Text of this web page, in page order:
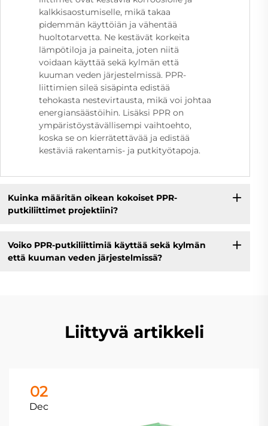
kalkkisaostumiselle, mikä takaa
pidemmän käyttöiän ja vähentää
huoltotarvetta. Ne kestävät korkeita
lämpötiloja ja paineita, joten niitä
voidaan käyttää sekä kylmän että
kuuman veden järjestelmissä. PPR-
liittimien sileä sisäpinta edistää
tehokasta nestevirtausta, mikä voi johtaa
energiansäästöihin. Lisäksi PPR on
ympäristöystävällisempi vaihtoehto,
koska se on kierrätettävää ja edistää
kestäviä rakentamis- ja putkityötapoja.
Kuinka määritän oikean kokoiset PPR-
putkiliittimet projektiini?
Voiko PPR-putkiliittimiä käyttää sekä kylmän
että kuuman veden järjestelmissä?
Liittyvä artikkeli
02
Dec